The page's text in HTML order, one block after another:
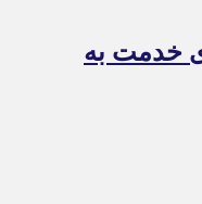
خدمت به